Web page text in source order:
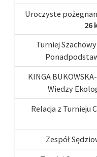
Uroczyste
26
Turniej
KINGA
Wiedzy
Relacja z Turnieju
Zespół